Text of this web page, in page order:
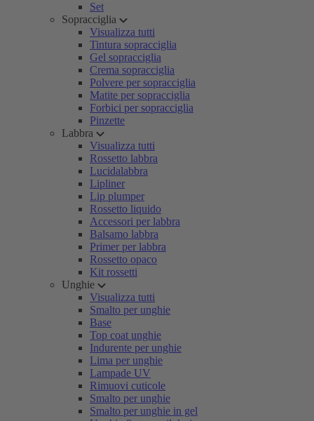
Set
Sopracciglia
Visualizza tutti
Tintura sopracciglia
Gel sopracciglia
Crema sopracciglia
Polvere per sopracciglia
Matite per sopracciglia
Forbici per sopracciglia
Pinzette
Labbra
Visualizza tutti
Rossetto labbra
Lucidalabbra
Lipliner
Lip plumper
Rossetto liquido
Accessori per labbra
Balsamo labbra
Primer per labbra
Rossetto opaco
Kit rossetti
Unghie
Visualizza tutti
Smalto per unghie
Base
Top coat unghie
Indurente per unghie
Lima per unghie
Lampade UV
Rimuovi cuticole
Smalto per unghie
Smalto per unghie in gel